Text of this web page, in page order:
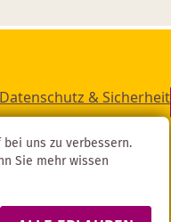
Datenschutz & Sicherheit
uns zu verbessern.
Sie mehr wissen